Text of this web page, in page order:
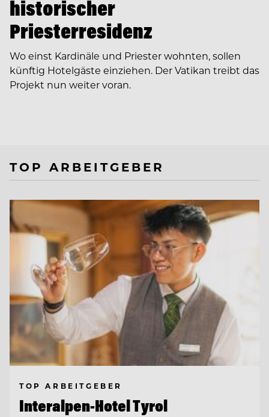
historischer
Priesterresidenz
Wo einst Kardinäle und Priester wohnten, sollen
künftig Hotelgäste einziehen. Der Vatikan treibt das
Projekt nun weiter voran.
TOP ARBEITGEBER
TOP ARBEITGEBER
Interalpen-Hotel Tyrol